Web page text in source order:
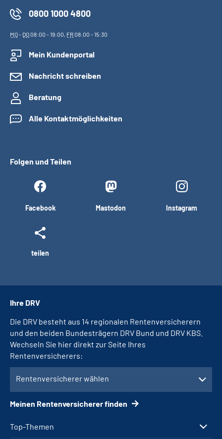
0800 1000 4800
MO- DO08:00 - 19:00, FR08:00 - 15:30
Mein Kundenportal
Nachricht schreiben
Beratung
Alle Kontaktmöglichkeiten
Folgen und Teilen
Facebook Mastodon Instagram
teilen
Top-Themen
Ihre DRV
Die DRV besteht aus 14 regionalen Rentenversicherern
und den beiden Bundesträgern DRV Bund und DRV KBS.
Wechseln Sie hier direkt zur Seite Ihres
Rentenversicherers:
Rentenversicherer wählen
Meinen Rentenversicherer finden